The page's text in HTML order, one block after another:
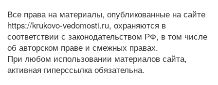
Все права на материалы, опубликованные на сайте
https://krukovo-vedomosti.ru, охраняются в
соответствии с законодательством РФ, в том числе
об авторском праве и смежных правах.
При любом использовании материалов сайта,
активная гиперссылка обязательна.